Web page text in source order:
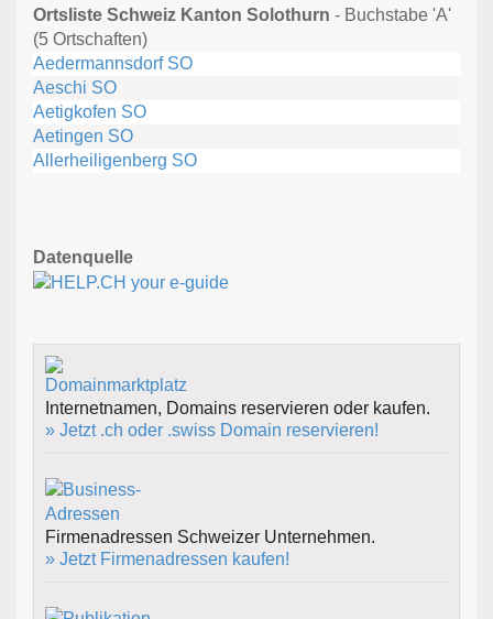
Ortsliste Schweiz Kanton Solothurn - Buchstabe 'A'
(5 Ortschaften)
Aedermannsdorf SO
Aeschi SO
Aetigkofen SO
Aetingen SO
Allerheiligenberg SO
Datenquelle
Internetnamen, Domains reservieren oder kaufen.
» Jetzt .ch oder .swiss Domain reservieren!
Firmenadressen Schweizer Unternehmen.
» Jetzt Firmenadressen kaufen!